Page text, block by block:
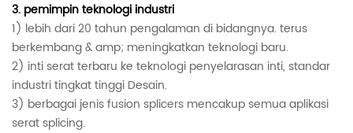
3. pemimpin teknologi industri
1) lebih dari 20 tahun pengalaman di bidangnya. terus
berkembang & amp; meningkatkan teknologi baru.
2) inti serat terbaru ke teknologi penyelarasan inti, standar
industri tingkat tinggi Desain.
3) berbagai jenis fusion splicers mencakup semua aplikasi
serat splicing.